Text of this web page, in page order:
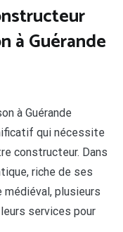
à Guérande
à Guérande
qui nécessite
constructeur. Dans
riche de ses
plusieurs
services pour